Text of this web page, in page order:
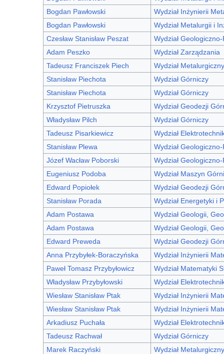
Bogdan Pawłowski
Wydział Inżynierii
Bogdan Pawłowski
Wydział Metalurgii i
Czesław Stanisław Peszat
Wydział
Adam Peszko
Wydział Zarządzania
Tadeusz Franciszek Piech
Wydział Metalurgiczny
Stanisław Piechota
Wydział Górniczy
Stanisław Piechota
Wydział Górniczy
Krzysztof Pietruszka
Wydział Geodezji
Władysław Pilch
Wydział Górniczy
Tadeusz Pisarkiewicz
Wydział
Stanisław Plewa
Wydział
Józef Wacław Poborski
Wydział
Eugeniusz Podoba
Wydział Maszyn
Edward Popiołek
Wydział Geodezji
Stanisław Porada
Wydział Energetyki i
Adam Postawa
Wydział Geologii,
Adam Postawa
Wydział Geologii,
Edward Preweda
Wydział Geodezji
Anna Przybyłek-Boraczyńska
Wydział Inżynierii
Paweł Tomasz Przybyłowicz
Wydział Matematyki
Władysław Przybyłowski
Wydział
Wiesław Stanisław Ptak
Wydział Inżynierii
Wiesław Stanisław Ptak
Wydział Inżynierii
Arkadiusz Puchała
Wydział
Tadeusz Rachwał
Wydział Górniczy
Marek Raczyński
Wydział Metalurgiczny